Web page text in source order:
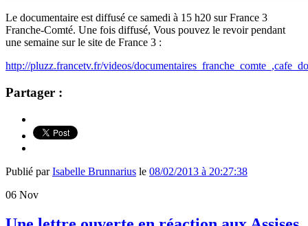
Le documentaire est diffusé ce samedi à 15 h20 sur France 3
Franche-Comté. Une fois diffusé, Vous pouvez le revoir pendant
une semaine sur le site de France 3 :
http://pluzz.francetv.fr/videos/
Partager :
Publié parIsabelle Brunnarius le 08/02/2013 à 20:27:38
06 Nov